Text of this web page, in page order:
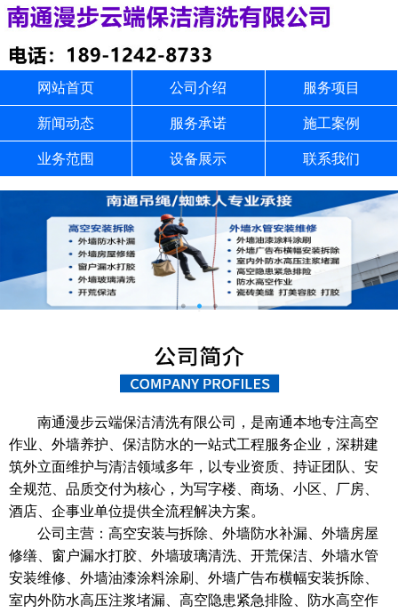
网站首页 公司介绍 服务项目
新闻动态 服务承诺 施工案例
业务范围 设备展示 联系我们
南通漫步云端保洁清洗有限公司，是南通本地专注高空
作业、外墙养护、保洁防水的一站式工程服务企业，深耕建
筑外立面维护与清洁领域多年，以专业资质、持证团队、安
全规范、品质交付为核心，为写字楼、商场、小区、厂房、
酒店、企事业单位提供全流程解决方案。
公司主营：高空安装与拆除、外墙防水补漏、外墙房屋
修缮、窗户漏水打胶、外墙玻璃清洗、开荒保洁、外墙水管
安装维修、外墙油漆涂料涂刷、外墙广告布横幅安装拆除、
室内外防水高压注浆堵漏、高空隐患紧急排险、防水高空作